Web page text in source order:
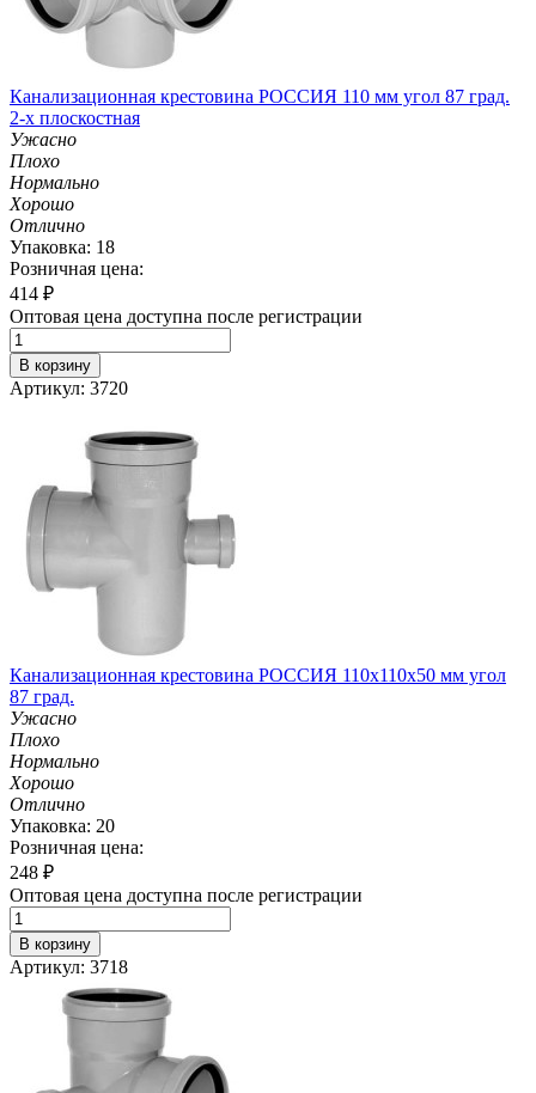
Канализационная крестовина РОССИЯ 110 мм угол 87 град.
2-х плоскостная
Ужасно
Плохо
Нормально
Хорошо
Отлично
Упаковка: 18
Розничная цена:
414 ₽
Оптовая цена доступна после регистрации
В корзину
Артикул: 3720
Канализационная крестовина РОССИЯ 110х110х50 мм угол
87 град.
Ужасно
Плохо
Нормально
Хорошо
Отлично
Упаковка: 20
Розничная цена:
248 ₽
Оптовая цена доступна после регистрации
В корзину
Артикул: 3718